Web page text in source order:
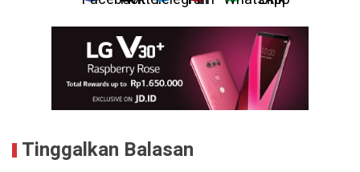
Tinggalkan Balasan